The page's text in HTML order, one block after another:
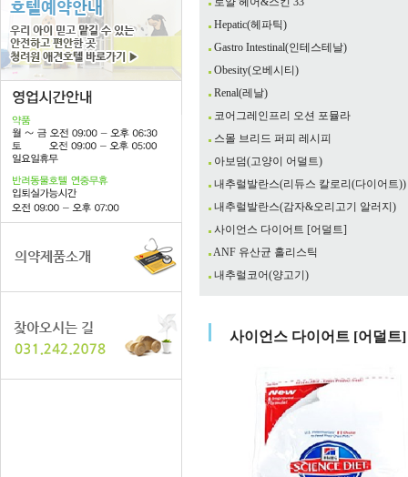
Hepatic(헤파틱)
Gastro Intestinal(인테스테날)
Obesity(오베시티)
Renal(레날)
코어그레인프리 오션 포뮬라
스몰 브리드 퍼피 레시피
아보덤(고양이 어덜트)
내추럴발란스(리듀스 칼로리(다이어트))
내추럴발란스(감자&오리고기 알러지)
사이언스 다이어트 [어덜트]
ANF 유산균 홀리스틱
내추럴코어(양고기)
사이언스 다이어트 [어덜트]